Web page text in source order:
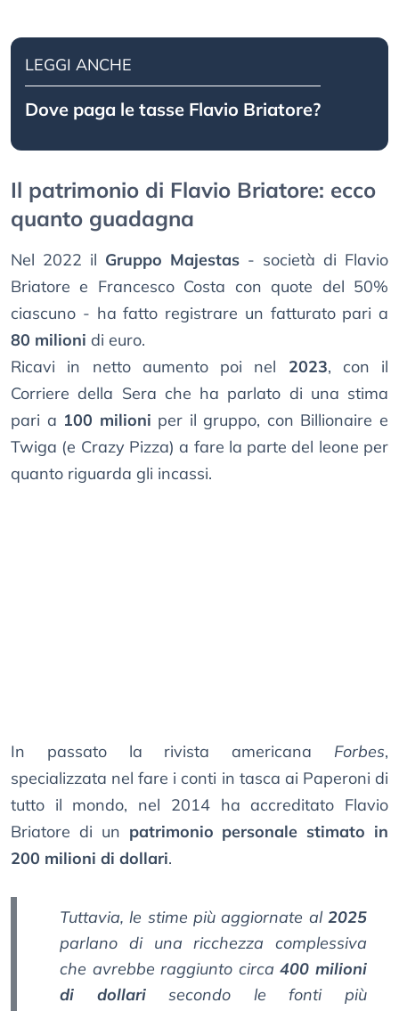
LEGGI ANCHE
Dove paga le tasse Flavio Briatore?
Il patrimonio di Flavio Briatore: ecco
quanto guadagna
Nel 2022 il Gruppo Majestas - società di Flavio
Briatore e Francesco Costa con quote del 50%
ciascuno - ha fatto registrare un fatturato pari a
80 milioni di euro.
Ricavi in netto aumento poi nel 2023, con il
Corriere della Sera che ha parlato di una stima
pari a 100 milioni per il gruppo, con Billionaire e
Twiga (e Crazy Pizza) a fare la parte del leone per
quanto riguarda gli incassi.
In passato la rivista americana Forbes,
specializzata nel fare i conti in tasca ai Paperoni di
tutto il mondo, nel 2014 ha accreditato Flavio
Briatore di un patrimonio personale stimato in
200 milioni di dollari.
Tuttavia, le stime più aggiornate al 2025
parlano di una ricchezza complessiva
che avrebbe raggiunto circa400 milioni
di dollarisecondo le fonti più